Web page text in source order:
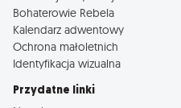
Bohaterowie Rebela
Kalendarz adwentowy
Ochrona małoletnich
Identyfikacja wizualna
Przydatne linki